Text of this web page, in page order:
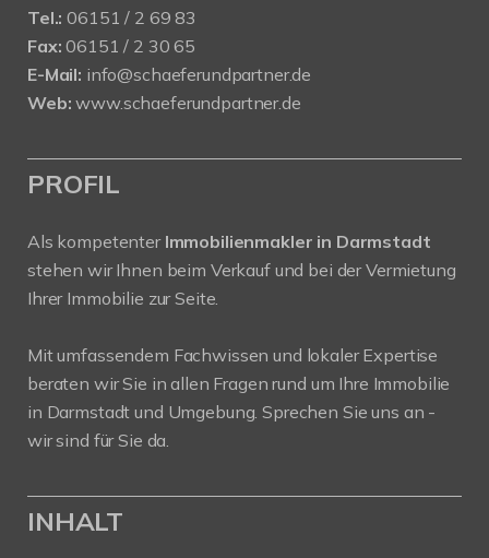
Tel.: 06151 / 2 69 83
Fax: 06151 / 2 30 65
E-Mail: info@schaeferundpartner.de
Web: www.schaeferundpartner.de
PROFIL
Als kompetenter Immobilienmakler in Darmstadt
stehen wir Ihnen beim Verkauf und bei der Vermietung
Ihrer Immobilie zur Seite.
Mit umfassendem Fachwissen und lokaler Expertise
beraten wir Sie in allen Fragen rund um Ihre Immobilie
in Darmstadt und Umgebung. Sprechen Sie uns an -
wir sind für Sie da.
INHALT